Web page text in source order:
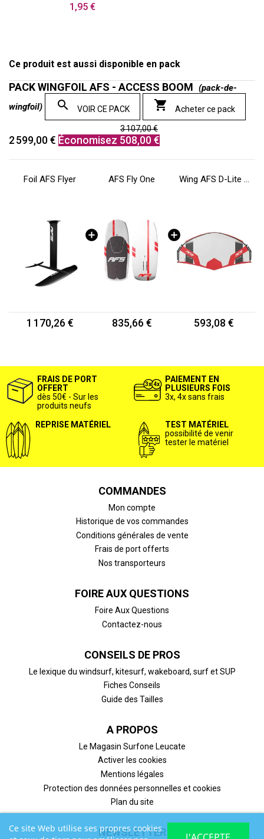
1,95 €
Ce produit est aussi disponible en pack
PACK WINGFOIL AFS - ACCESS BOOM (pack-de-
wingfoil)
 VOIR CE PACK  Acheter ce pack
3 107,00 €
2 599,00 € Économisez 508,00 €
Foil AFS Flyer
1 170,26 €
AFS Fly One
835,66 €
Wing AFS D-Lite Boom
593,08 €
FRAIS DE PORT
OFFERT
dès 50€ - Sur les
produits neufs
PAIEMENT EN
PLUSIEURS FOIS
3x, 4x sans frais
REPRISE MATÉRIEL
TEST MATÉRIEL
possibilité de venir
tester le matériel
COMMANDES
Mon compte
Historique de vos commandes
Conditions générales de vente
Frais de port offerts
Nos transporteurs
FOIRE AUX QUESTIONS
Foire Aux Questions
Contactez-nous
CONSEILS DE PROS
Le lexique du windsurf, kitesurf, wakeboard, surf et SUP
Fiches Conseils
Guide des Tailles
A PROPOS
Le Magasin Surfone Leucate
Activer les cookies
Mentions légales
Protection des données personnelles et cookies
Plan du site
NEWSLETTER
Ce site Web utilise ses propres cookies